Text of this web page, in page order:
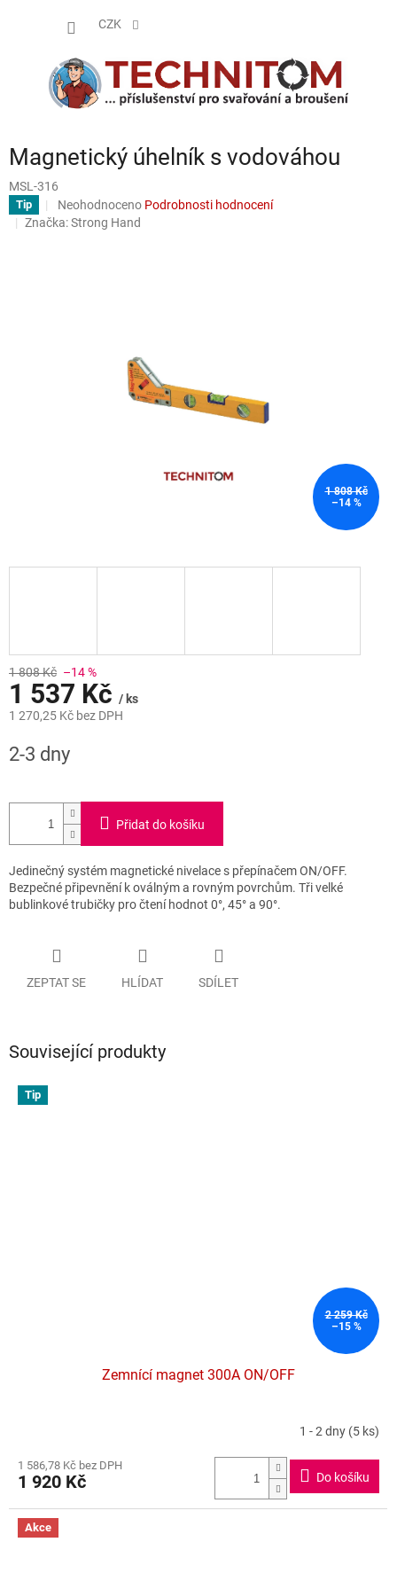
CZK
Magnetický úhelník s vodováhou
MSL-316
Tip
Průměrné
hodnocení
Neohodnoceno Podrobnosti hodnocení
Značka:Strong Hand
1 808 Kč
–14 %
1 808 Kč –14 %
1 537 Kč / ks
1 270,25 Kč bez DPH
cena:
2-3 dny
Přidat do košíku
Jedinečný systém magnetické nivelace s přepínačem ON/OFF.
Bezpečné připevnění k oválným a rovným povrchům. Tři velké
bublinkové trubičky pro čtení hodnot 0°, 45° a 90°.
ZEPTAT SE HLÍDAT SDÍLET
Související produkty
Tip
2 259 Kč
–15 %
Zemnící magnet 300A ON/OFF
produktu
je
z
5
1 - 2 dny (5 ks)
1 586,78 Kč bez DPH
1 920 Kč Do košíku
Akce